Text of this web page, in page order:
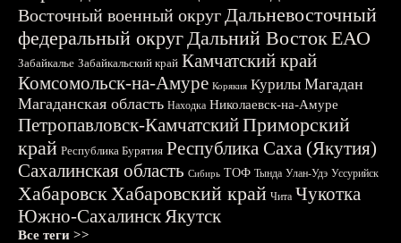
Восточный военный округДальневосточный
федеральный округДальний ВостокЕАО
Забайкалье Забайкальский край Камчатский край
Комсомольск-на-Амуре Корякия Курилы Магадан
Магаданская область Находка Николаевск-на-Амуре
Петропавловск-КамчатскийПриморский
край Республика Бурятия Республика Саха (Якутия)
Сахалинская область Сибирь ТОФ Тында Улан-Удэ Уссурийск
ХабаровскХабаровский край Чита Чукотка
Южно-СахалинскЯкутск
Все теги >>